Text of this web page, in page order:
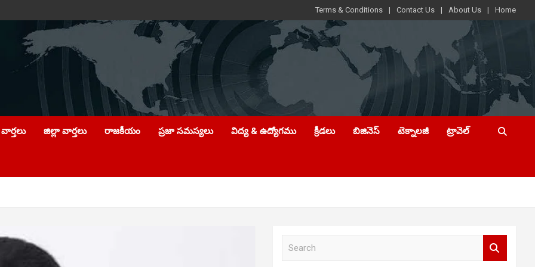
Terms & Conditions Contact Us About Us Home
జిల్లా వార్తలు రాజకీయం ప్రజా సమస్యలు విద్య & ఉద్యోగము క్రీడలు బిజినెస్ టెక్నాలజీ ట్రావెల్